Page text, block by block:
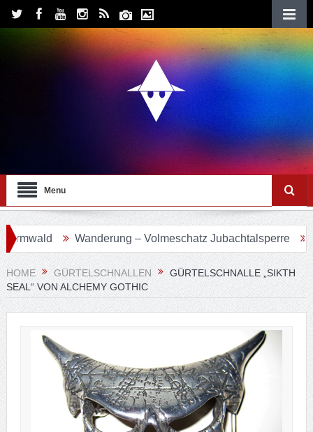
Menu
Wanderung – Volmeschatz Jubachtalsperre
HOME GÜRTELSCHNALLEN
GÜRTELSCHNALLE „SIKTH
SEAL“ VON ALCHEMY GOTHIC